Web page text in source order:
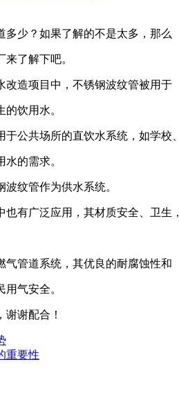
少？如果了解的不是太多，那么
了解下吧。
改造项目中，不锈钢波纹管被用于
饮用水。
公共场所的直饮水系统，如学校、
的需求。
纹管作为供水系统。
有广泛应用，其材质安全、卫生，
气管道系统，其优良的耐腐蚀性和
气安全。
谢配合！
重要性